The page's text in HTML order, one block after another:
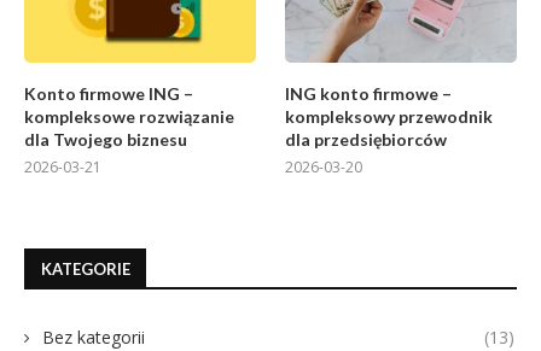
Konto firmowe ING –
kompleksowe rozwiązanie
dla Twojego biznesu
2026-03-21
ING konto firmowe –
kompleksowy przewodnik
dla przedsiębiorców
2026-03-20
KATEGORIE
Bez kategorii (13)